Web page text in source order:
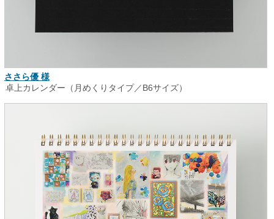
ささら優 様
卓上カレンダー（月めくりタイプ／B6サイズ）